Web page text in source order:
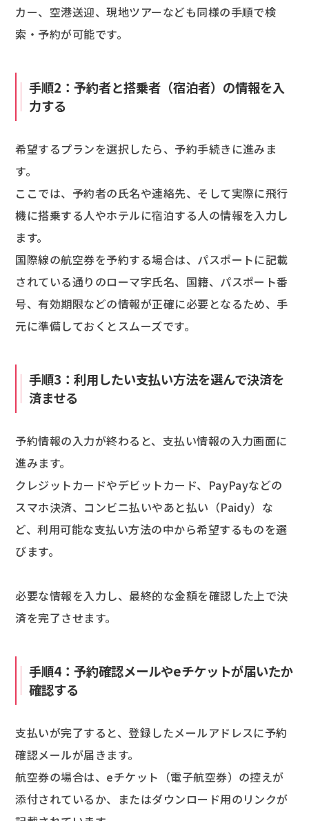
カー、空港送迎、現地ツアーなども同様の手順で検
索・予約が可能です。
手順2：予約者と搭乗者（宿泊者）の情報を入
力する
希望するプランを選択したら、予約手続きに進みま
す。
ここでは、予約者の氏名や連絡先、そして実際に飛行
機に搭乗する人やホテルに宿泊する人の情報を入力し
ます。
国際線の航空券を予約する場合は、パスポートに記載
されている通りのローマ字氏名、国籍、パスポート番
号、有効期限などの情報が正確に必要となるため、手
元に準備しておくとスムーズです。
手順3：利用したい支払い方法を選んで決済を
済ませる
予約情報の入力が終わると、支払い情報の入力画面に
進みます。
クレジットカードやデビットカード、PayPayなどの
スマホ決済、コンビニ払いやあと払い（Paidy）な
ど、利用可能な支払い方法の中から希望するものを選
びます。
必要な情報を入力し、最終的な金額を確認した上で決
済を完了させます。
手順4：予約確認メールやeチケットが届いたか
確認する
支払いが完了すると、登録したメールアドレスに予約
確認メールが届きます。
航空券の場合は、eチケット（電子航空券）の控えが
添付されているか、またはダウンロード用のリンクが